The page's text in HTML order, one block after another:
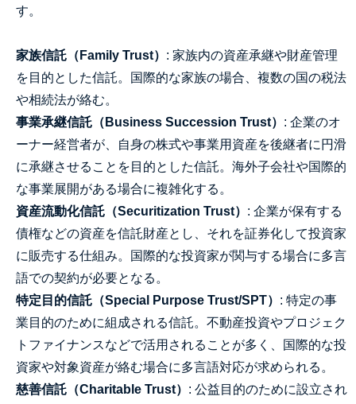
す。
家族信託（Family Trust） : 家族内の資産承継や財産管理
を目的とした信託。国際的な家族の場合、複数の国の税法
や相続法が絡む。
事業承継信託（Business Succession Trust） : 企業のオ
ーナー経営者が、自身の株式や事業用資産を後継者に円滑
に承継させることを目的とした信託。海外子会社や国際的
な事業展開がある場合に複雑化する。
資産流動化信託（Securitization Trust） : 企業が保有する
債権などの資産を信託財産とし、それを証券化して投資家
に販売する仕組み。国際的な投資家が関与する場合に多言
語での契約が必要となる。
特定目的信託（Special Purpose Trust/SPT） : 特定の事
業目的のために組成される信託。不動産投資やプロジェク
トファイナンスなどで活用されることが多く、国際的な投
資家や対象資産が絡む場合に多言語対応が求められる。
慈善信託（Charitable Trust） : 公益目的のために設立され